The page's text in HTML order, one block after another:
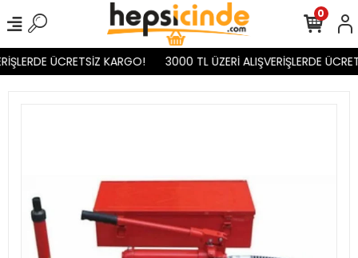
ÜCRETSİZ KARGO! 3000 TL ÜZERİ ALIŞVERİŞLERDE
0